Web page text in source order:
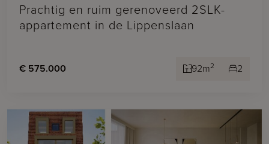
Prachtig en ruim gerenoveerd 2SLK-
appartement in de Lippenslaan
€ 575.000 92m2 2